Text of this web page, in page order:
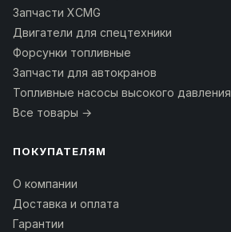
Запчасти XCMG
Двигатели для спецтехники
Форсунки топливные
Запчасти для автокранов
Топливные насосы высокого давления
Все товары →
ПОКУПАТЕЛЯМ
О компании
Доставка и оплата
Гарантии